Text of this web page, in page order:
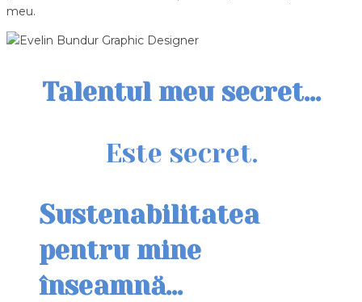
meu.
Talentul meu secret…
Este secret.
Sustenabilitatea
pentru mine
înseamnă…